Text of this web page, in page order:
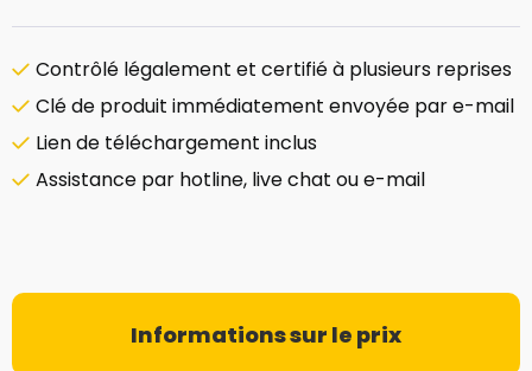
Contrôlé légalement et certifié à plusieurs reprises
Clé de produit immédiatement envoyée par e-mail
Lien de téléchargement inclus
Assistance par hotline, live chat ou e-mail
Informations sur le prix